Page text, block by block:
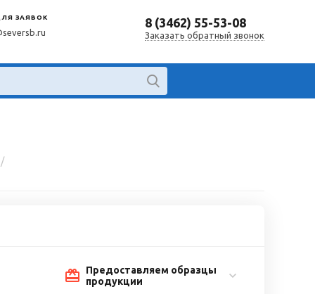
ЗАЯВОК 8 (3462) 55-53-08
Заказать обратный звонок
/
Предоставляем образцы
продукции